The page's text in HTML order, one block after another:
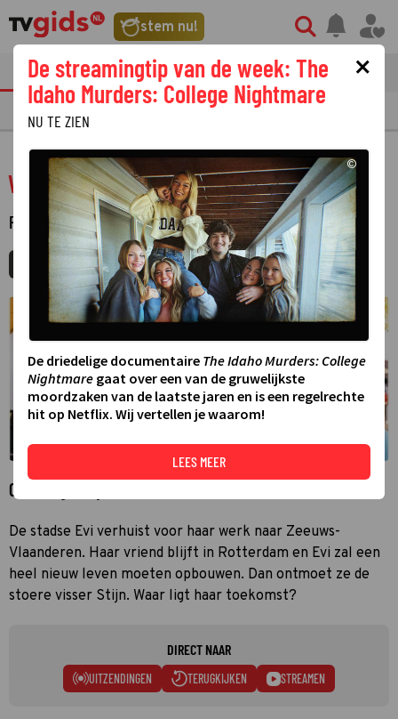
stem nu!
tvgids streaming nieuws
PRIMETIME GEMIST
Weg van jou
FILM SPEELFILM
MIJNGIDS AGENDA DELEN
Over Weg van jou
De stadse Evi verhuist voor haar werk naar Zeeuws-
Vlaanderen. Haar vriend blijft in Rotterdam en Evi zal een
heel nieuw leven moeten opbouwen. Dan ontmoet ze de
stoere visser Stijn. Waar ligt haar toekomst?
DIRECT NAAR
UITZENDINGEN TERUGKIJKEN STREAMEN
×
De streamingtip van de week: The
Idaho Murders: College Nightmare
NU TE ZIEN
©
De driedelige documentaire The Idaho Murders: College
Nightmare gaat over een van de gruwelijkste
moordzaken van de laatste jaren en is een regelrechte
hit op Netflix. Wij vertellen je waarom!
LEES MEER